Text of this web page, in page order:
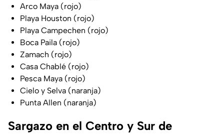
Arco Maya (rojo)
Playa Houston (rojo)
Playa Campechen (rojo)
Boca Paila (rojo)
Zamach (rojo)
Casa Chablé (rojo)
Pesca Maya (rojo)
Cielo y Selva (naranja)
Punta Allen (naranja)
Sargazo en el Centro y Sur de